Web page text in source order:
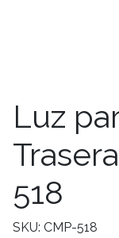
Luz
518
SKU: CMP-518